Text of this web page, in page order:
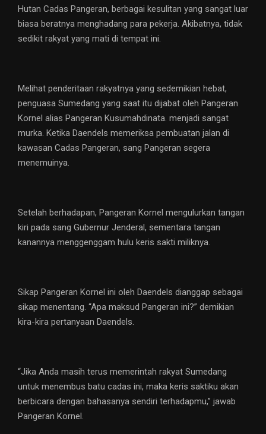
Hutan Cadas Pangeran, berbagai kesulitan yang sangat luar
biasa beratnya menghadang para pekerja. Akibatnya, tidak
sedikit rakyat yang mati di tempat ini.
Melihat penderitaan rakyatnya yang sedemikian hebat,
penguasa Sumedang yang saat itu dijabat oleh Pangeran
Kornel alias Pangeran Kusumahdinata. menjadi sangat
murka. Ketika Daendels memeriksa pembuatan jalan di
kawasan Cadas Pangeran, sang Pangeran segera
menemuinya.
Setelah berhadapan, Pangeran Kornel mengulurkan tangan
kiri pada sang Gubernur Jenderal, sementara tangan
kanannya menggenggam hulu keris sakti miliknya.
Sikap Pangeran Kornel ini oleh Daendels dianggap sebagai
sikap menentang. “Apa maksud Pangeran ini?” demikian
kira-kira pertanyaan Daendels.
“Jika Anda masih terus memerintah rakyat Sumedang
untuk menembus batu cadas ini, maka keris saktiku akan
berbicara dengan bahasanya sendiri terhadapmu,” jawab
Pangeran Kornel.